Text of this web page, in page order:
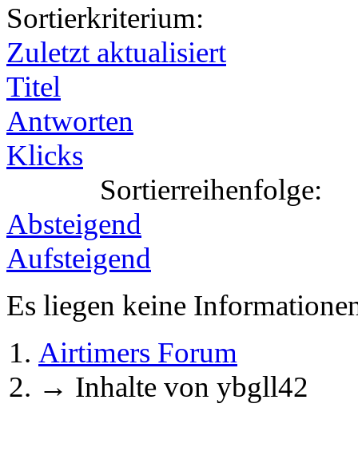
Sortierkriterium:
Zuletzt aktualisiert
Titel
Antworten
Klicks
Sortierreihenfolge:
Absteigend
Aufsteigend
Es liegen keine
Airtimers Forum
→ Inhalte von ybgll42